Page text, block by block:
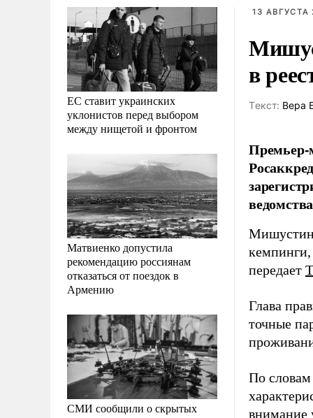
ЕС ставит украинских
уклонистов перед выбором
между нищетой и фронтом
Матвиенко допустила
рекомендацию россиянам
отказаться от поездок в
Армению
СМИ сообщили о скрытых
13 АВГУСТА
в
Tекст: Вера
Премьер-
Мишустин
кемпинги,
передает
Глава
точные
По словам
внимание